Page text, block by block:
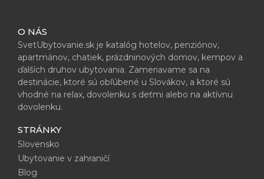
O NÁS
SvetUbytovanie.sk je katalóg hotelov, penziónov,
apartmánov, chatiek, prázdninových domov, kempov a
ďalších druhov ubytovania. Zameriavame sa na
destinácie, ktoré sú obľúbené u Slovákov, a ktoré sú
vhodné na relax, dovolenku s deťmi alebo na aktívnu
dovolenku.
STRÁNKY
Slovensko
Ubytovanie v zahraničí
Blog